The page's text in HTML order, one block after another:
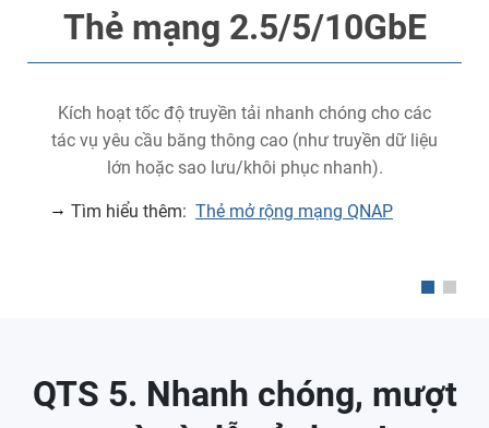
Thẻ mạng 2.5/5/10GbE
Kích hoạt tốc độ truyền tải nhanh chóng cho các
tác vụ yêu cầu băng thông cao (như truyền dữ liệu
lớn hoặc sao lưu/khôi phục nhanh).
Tìm hiểu thêm: Thẻ mở rộng mạng QNAP
QTS 5. Nhanh chóng, mượt